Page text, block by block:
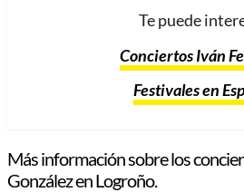
Te puede
Conciertos Iván
Festivales en
Más información sobre los
González en Logroño.